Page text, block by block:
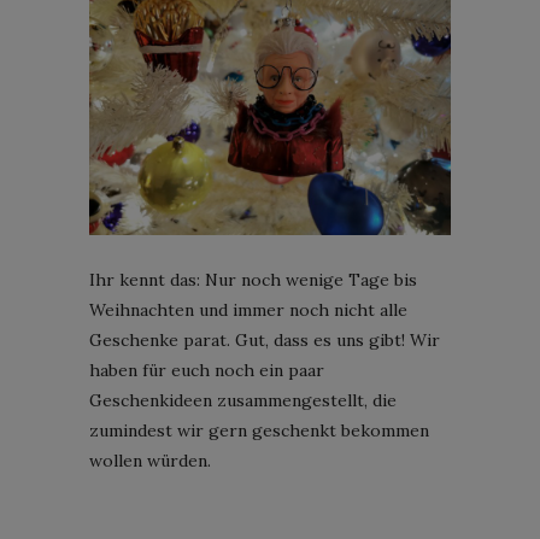
Ihr kennt das: Nur noch wenige Tage bis
Weihnachten und immer noch nicht alle
Geschenke parat. Gut, dass es uns gibt! Wir
haben für euch noch ein paar
Geschenkideen zusammengestellt, die
zumindest wir gern geschenkt bekommen
wollen würden.